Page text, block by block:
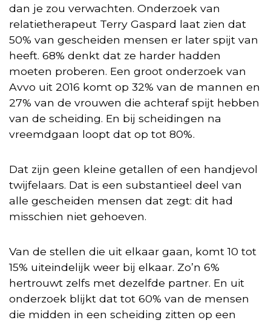
dan je zou verwachten. Onderzoek van
relatietherapeut Terry Gaspard laat zien dat
50% van gescheiden mensen er later spijt van
heeft. 68% denkt dat ze harder hadden
moeten proberen. Een groot onderzoek van
Avvo uit 2016 komt op 32% van de mannen en
27% van de vrouwen die achteraf spijt hebben
van de scheiding. En bij scheidingen na
vreemdgaan loopt dat op tot 80%.
Dat zijn geen kleine getallen of een handjevol
twijfelaars. Dat is een substantieel deel van
alle gescheiden mensen dat zegt: dit had
misschien niet gehoeven.
Van de stellen die uit elkaar gaan, komt 10 tot
15% uiteindelijk weer bij elkaar. Zo’n 6%
hertrouwt zelfs met dezelfde partner. En uit
onderzoek blijkt dat tot 60% van de mensen
die midden in een scheiding zitten op een